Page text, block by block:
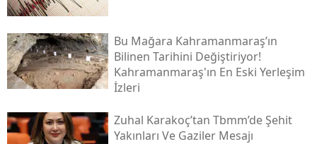
Bu Mağara Kahramanmaraş’ın
Bilinen Tarihini Değiştiriyor!
Kahramanmaraş'ın En Eski Yerleşim
İzleri
Zuhal Karakoç’tan Tbmm’de Şehit
Yakınları Ve Gaziler Mesajı